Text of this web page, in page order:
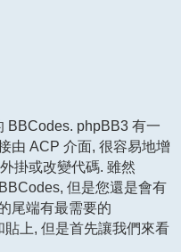
BBCodes. phpBB3 有一
由 ACP 介面, 很容易地增
掛或改變代碼. 雖然
但是您還是會有
尾端有最需要的
上, 但是首先讓我們來看